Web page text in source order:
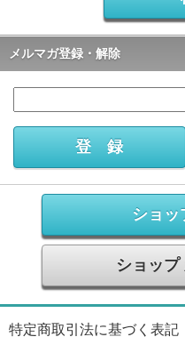
メルマガ登録・解除
ショッ
ショッ
特定商取引法に基づく表記